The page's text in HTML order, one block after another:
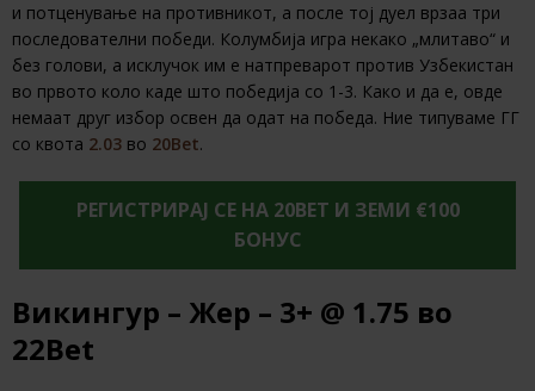
и потценување на противникот, а после тој дуел врзаа три
последователни победи. Колумбија игра некако „млитаво“ и
без голови, а исклучок им е натпреварот против Узбекистан
во првото коло каде што победија со 1-3. Како и да е, овде
немаат друг избор освен да одат на победа. Ние типуваме ГГ
со квота 2.03 во 20Bet.
РЕГИСТРИРАЈ СЕ НА 20BET И ЗЕМИ €100
БОНУС
Викингур – Жер – 3+ @ 1.75 во
22Bet